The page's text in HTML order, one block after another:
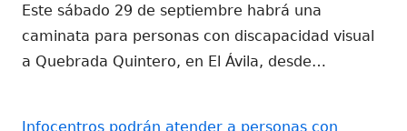
Este sábado 29 de septiembre habrá una
caminata para personas con discapacidad visual
a Quebrada Quintero, en El Ávila, desde…
Infocentros podrán atender a personas con